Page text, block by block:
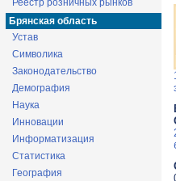
Реестр розничных рынков
Брянская область
Устав
Символика
Законодательство
Демография
Наука
Инновации
Информатизация
Статистика
География